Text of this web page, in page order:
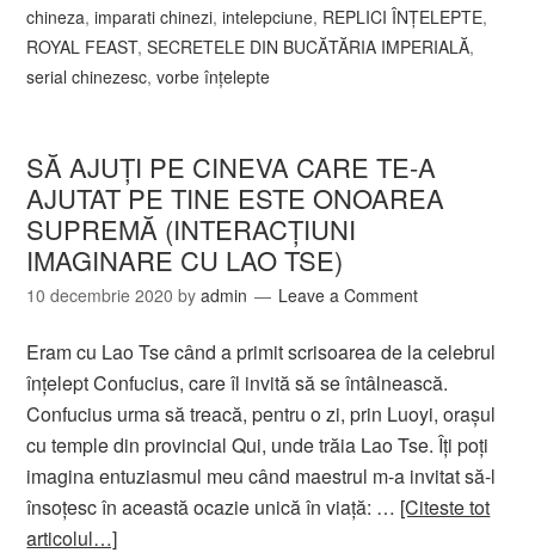
chineza,imparati chinezi,intelepciune, REPLICI ÎNŢELEPTE,
ROYAL FEAST,SECRETELE DIN BUCĂTĂRIA IMPERIALĂ,
serial chinezesc,vorbe înțelepte
SĂ AJUŢI PE CINEVA CARE TE-A
AJUTAT PE TINE ESTE ONOAREA
SUPREMĂ (INTERACŢIUNI
IMAGINARE CU LAO TSE)
10 decembrie 2020 byadmin Leave a Comment
Eram cu Lao Tse când a primit scrisoarea de la celebrul
înţelept Confucius, care îl invită să se întâlnească.
Confucius urma să treacă, pentru o zi, prin Luoyi, oraşul
cu temple din provincial Qui, unde trăia Lao Tse. Îţi poţi
imagina entuziasmul meu când maestrul m-a invitat să-l
însoţesc în această ocazie unică în viaţă: … [Citeste tot
articolul…]